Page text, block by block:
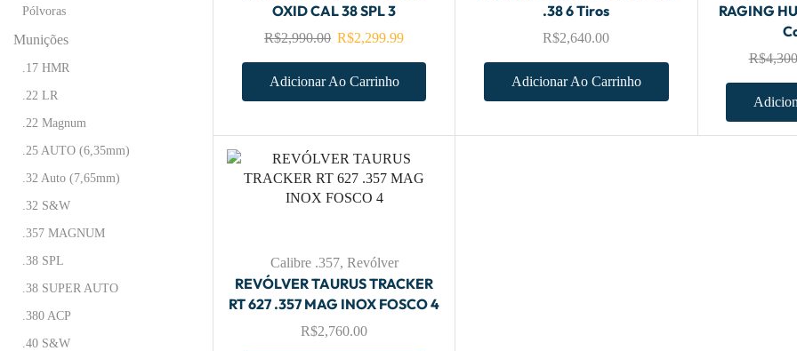
OXID CAL 38 SPL 3
R$2,990.00 R$2,299.99
Adicionar Ao Carrinho
.38 6 Tiros
R$2,640.00
Adicionar Ao Carrinho
RAGING
R$
Calibre .357, Revólver
REVÓLVER TAURUS TRACKER
RT 627 .357 MAG INOX FOSCO 4
R$2,760.00
Pólvoras
Munições
.17 HMR
.22 LR
.22 Magnum
.25 AUTO (6,35mm)
.32 Auto (7,65mm)
.32 S&W
.357 MAGNUM
.38 SPL
.38 SUPER AUTO
.380 ACP
.40 S&W